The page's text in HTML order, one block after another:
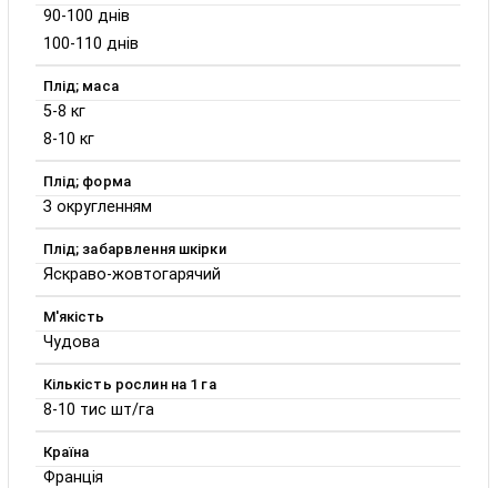
90-100 днів
100-110 днів
Плід; маса
5-8 кг
8-10 кг
Плід; форма
З округленням
Плід; забарвлення шкірки
Яскраво-жовтогарячий
М'якість
Чудова
Кількість рослин на 1 га
8-10 тис шт/га
Країна
Франція